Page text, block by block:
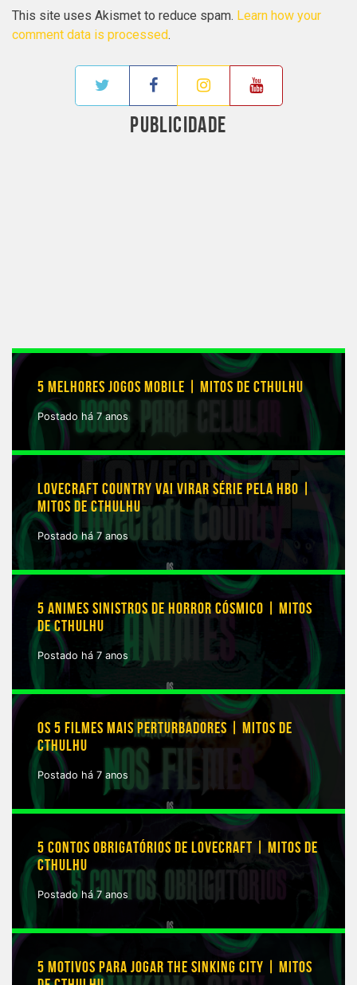
This site uses Akismet to reduce spam. Learn how your
comment data is processed.
PUBLICIDADE
5 MELHORES JOGOS MOBILE | MITOS DE CTHULHU
Postado há 7 anos
LOVECRAFT COUNTRY VAI VIRAR SÉRIE PELA HBO |
MITOS DE CTHULHU
Postado há 7 anos
5 ANIMES SINISTROS DE HORROR CÓSMICO | MITOS
DE CTHULHU
Postado há 7 anos
OS 5 FILMES MAIS PERTURBADORES | MITOS DE
CTHULHU
Postado há 7 anos
5 CONTOS OBRIGATÓRIOS DE LOVECRAFT | MITOS DE
CTHULHU
Postado há 7 anos
5 MOTIVOS PARA JOGAR THE SINKING CITY | MITOS